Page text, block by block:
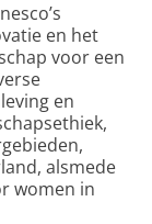
en het
voor een
en
alsmede
women in